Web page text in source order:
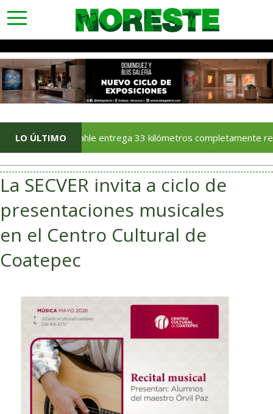
toggle
navigation
LO ÚLTIMO
Rocío Nahle entrega 33 kilómetros completamente
La SECVER invita a ciclo de
presentaciones musicales
en el Centro Cultural de
Coatepec